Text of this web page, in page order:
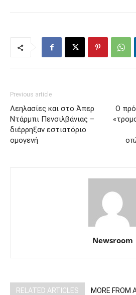
Previous article
Λεηλασίες και στο Άπερ
Ντάρμπι Πενσιλβάνιας –
διέρρηξαν εστιατόριο
ομογενή
Ο
Newsroom
RELATED ARTICLES MORE FROM